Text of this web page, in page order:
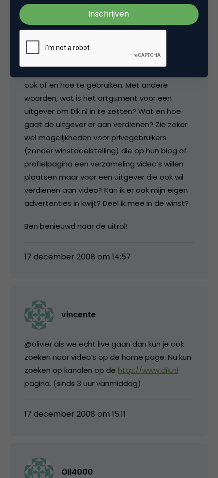
media
Ben ook erg benieuwd naar het verdienmodel
ook of en hoe te gebruiken. Met andere
woorden, wat is het artgument voor een
uitgever om Dik.nl in te zetten? Wat en hoe
gaat de uitgever er aan verdienen? Zie zeker
wel mogelijkheden voor privegebruikers
(zonder winstdoelstelling) die op hun blog of
profielpagina een verzameling video’s willen
plaatsen maar voor een uitgever die ook wil
verdienen aan video? Kan ik er ook mijn eigen
advertenties in kwijt? Deel ik mee in de winst?
Ben benieuwd naar de uitrol!
17 december 2008 om 14:57
vincente
@olivier als we echt live gaan dan kun je ook
zoeken naar video’s op de home page. Nu kun
zoeken op kanalen op de http://www.dik.nl
pagina. (sinds 3 uur vanmiddag)
17 december 2008 om 15:11
Oli4000